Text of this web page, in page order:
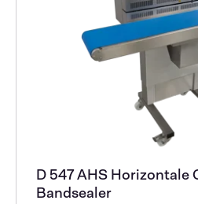
D 547 AHS Horizontale
Bandsealer